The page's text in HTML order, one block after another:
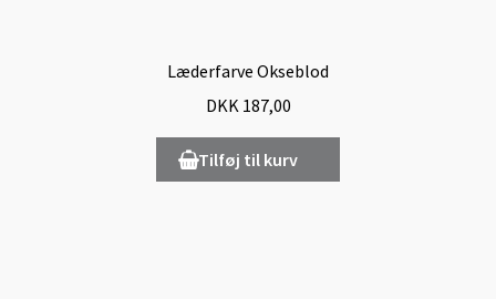
Læderfarve Okseblod
DKK 187,00
Tilføj til kurv